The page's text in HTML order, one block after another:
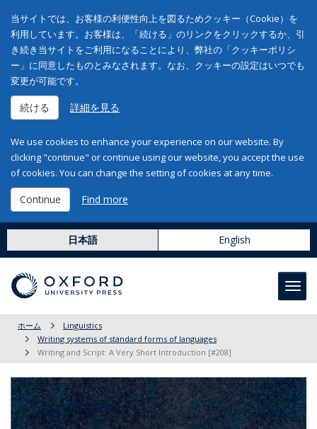
当サイトでは、お客様の利便性向上を図るためクッキー（Cookie）を
利用しています。お客様は、「続ける」のリンクをクリックするか、引
き続き当サイトをご利用になることにより、弊社の「クッキーポリシ
ー」に同意したものとみなされます。なお、クッキーの設定はいつでも
変更が可能です。
続ける 詳細を見る
We use cookies to enhance your experience on our website. By
clicking "continue" or continue using our website, you accept the use
of cookies. You can change the setting of cookies at any time.
Continue Find more
日本語 English
ホーム
Linguistics
Writing systems of standard forms of languages
Writing and Script: A Very Short Introduction [#208]